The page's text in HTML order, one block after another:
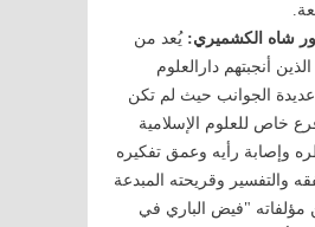
شاه الكشميري: يُعد من
الذين أنجبتهم دارالعلوم
الجوانب حيث لم تكن
خاص للعلوم الإسلامية
وإصابة رأيه وعمق تفكيره
والتفسير وقريحته المبدعة
"فيض الباري في